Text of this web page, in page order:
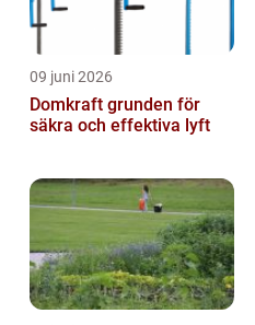
09 juni 2026
Domkraft grunden för
säkra och effektiva lyft